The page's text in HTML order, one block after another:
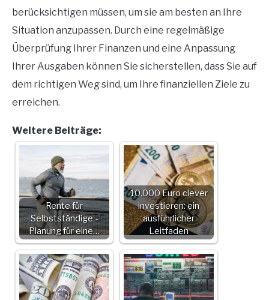
berücksichtigen müssen, um sie am besten an Ihre
Situation anzupassen. Durch eine regelmäßige
Überprüfung Ihrer Finanzen und eine Anpassung
Ihrer Ausgaben können Sie sicherstellen, dass Sie auf
dem richtigen Weg sind, um Ihre finanziellen Ziele zu
erreichen.
Weitere Beiträge:
Rente für
Selbstständige -
Planung für eine…
10.000 Euro clever
investieren: ein
ausführlicher
Leitfaden